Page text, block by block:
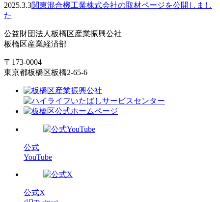
2025.3.3関東混合機工業株式会社の取材ページを公開しまし
た
公益財団法人板橋区産業振興公社
板橋区産業経済部
〒173-0004
東京都板橋区板橋2-65-6
公式
YouTube
公式X